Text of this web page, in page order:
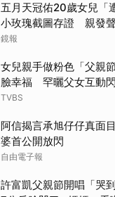
五月天冠佑20歲女兒「
小玫瑰截圖存證 親發
鏡報
女兒親手做粉色「父親
臉幸福 罕曬父女互動
TVBS
阿信揭言承旭仔仔真面
婆首公開放閃
自由電子報
許富凱父親節開唱「哭